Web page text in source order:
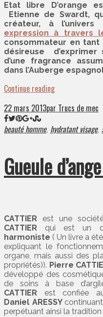
Etat libre D’orange
Etienne de Swardt,
créateur, à l’univers
expression à travers
consommateur en
désireuse
d’une fragrance
dans l’Auberge
Continue reading
22 mars 2013par Trucs de mec
beauté homme, hydratant visage,
Gueule
CATTIER est une
CATTIER qui est un
harmoniste ( Un livre a
expliquant le
organe, mais aussi des
propriétés)). Pierre
développé des
de soins à base
CATTIER est confiée
Daniel ARESSY
perpétuant ainsi la